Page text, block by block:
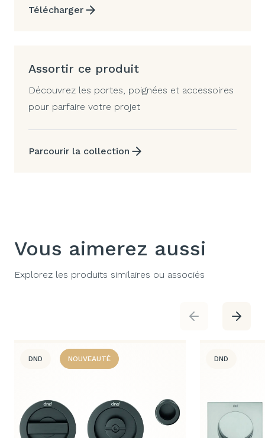
Télécharger
Assortir ce produit
Découvrez les portes, poignées et accessoires
pour parfaire votre projet
Parcourir la collection
Vous aimerez aussi
Explorez les produits similaires ou associés
DND NOUVEAUTÉ DND